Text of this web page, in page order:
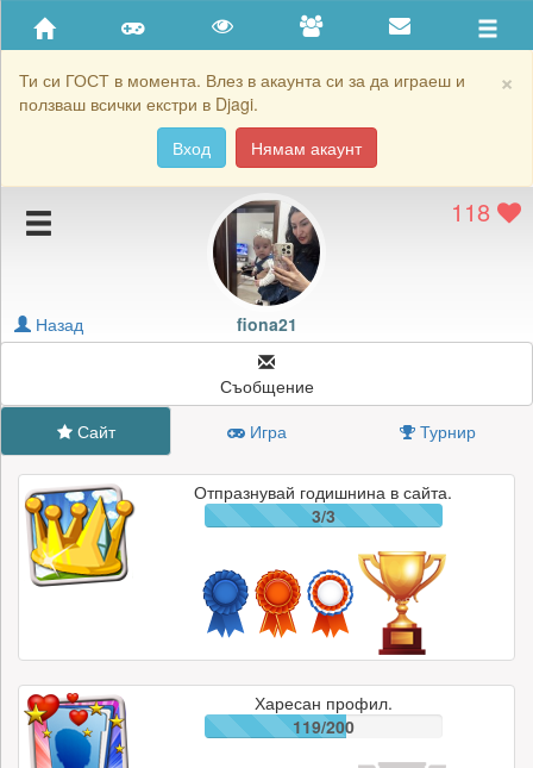
×
Ти си ГОСТ в момента. Влез в акаунта си за да играеш и
ползваш всички екстри в Djagi.
Вход
Нямам акаунт
Приятели
Хронология на игри
Подаръците на fiona21
Картичките на fiona21
Блокирай fiona21
118
fiona21
Назад
Съобщение
Сайт
Игра Турнир
Отпразнувай годишнина в сайта.
3/3
Харесан профил.
119/200